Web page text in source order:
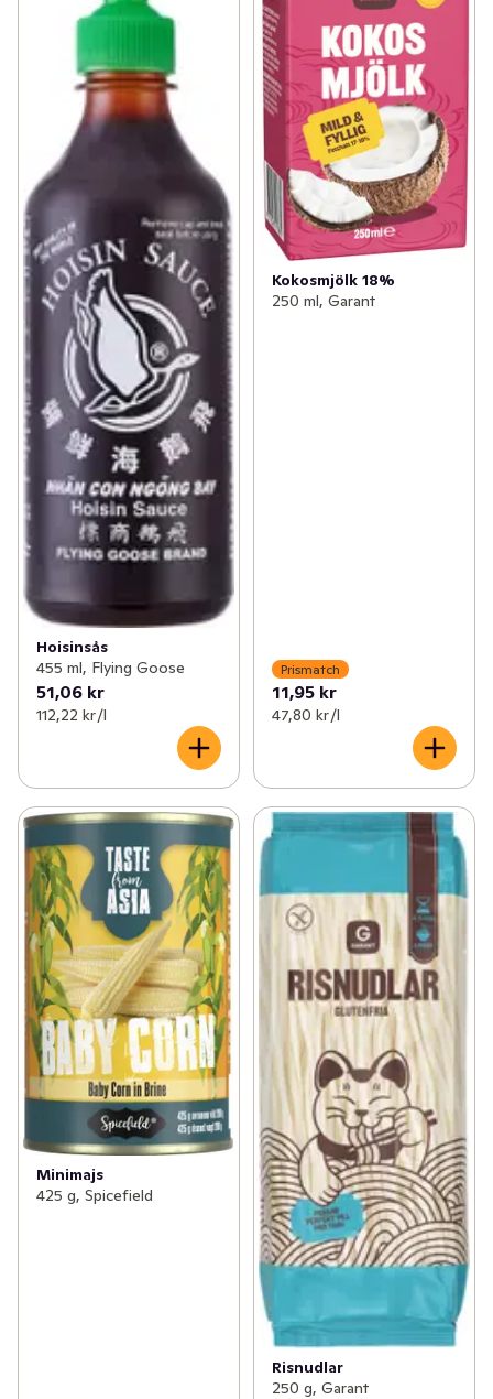
Hoisinsås
455 ml, Flying Goose
51,06 kr
112,22 kr /l
Kokosmjölk 18%
250 ml, Garant
Prismatch
11,95 kr
47,80 kr /l
Minimajs
425 g, Spicefield
Risnudlar
250 g, Garant